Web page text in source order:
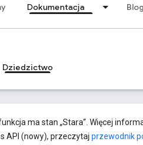
Dokumentacja Blog
Dziedzictwo
funkcja ma stan „Stara”. Więcej
API (nowy), przeczytaj przewodnik